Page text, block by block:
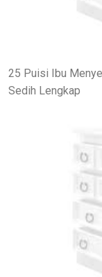
25 Puisi Ibu
Sedih Lengkap